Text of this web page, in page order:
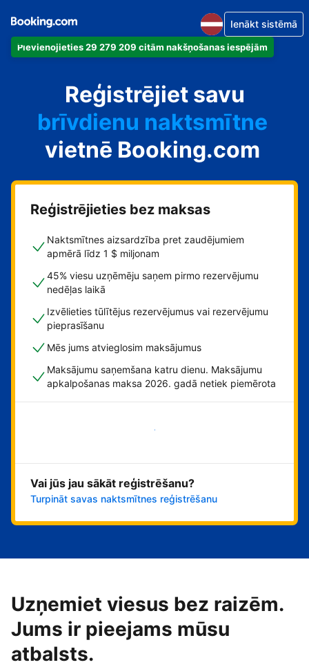
Pievienojieties 29 279 209 citām nakšņošanas iespējām
Ienākt sistēmā
Reģistrējiet savu
dzīvokli
viesnīcu
brīvdienu naktsmītne
viesu namu
pansiju
vietnē Booking.com
Reģistrējieties bez maksas
Naktsmītnes aizsardzība pret zaudējumiem
apmērā līdz 1 $ miljonam
45% viesu uzņēmēju saņem pirmo rezervējumu
nedēļas laikā
Izvēlieties tūlītējus rezervējumus vai rezervējumu
pieprasīšanu
Mēs jums atvieglosim maksājumus
Maksājumu saņemšana katru dienu. Maksājumu
apkalpošanas maksa 2026. gadā netiek piemērota
Sāciet tūlīt!
Vai jūs jau sākāt reģistrēšanu?
Turpināt savas naktsmītnes reģistrēšanu
Uzņemiet viesus bez raizēm.
Jums ir pieejams mūsu
atbalsts.